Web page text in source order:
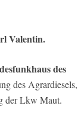
Valentin.
des
des Agrardiesels,
der Lkw Maut.